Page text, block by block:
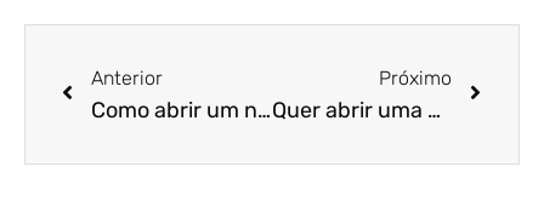
Anterior
Como abrir um negócio com pouco dinheiro?
Próximo
Quer abrir uma empresa, mas tem nome sujo? Leia este artigo!